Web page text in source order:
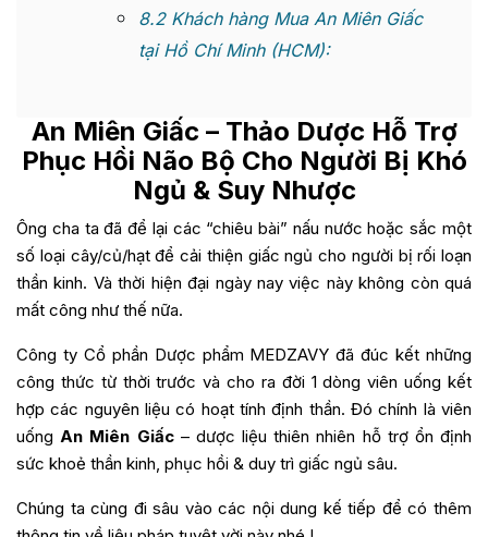
8.2Khách hàng Mua An Miên Giấc
tại Hồ Chí Minh (HCM):
An Miên Giấc – Thảo Dược Hỗ Trợ
Phục Hồi Não Bộ Cho Người Bị Khó
Ngủ & Suy Nhược
Ông cha ta đã để lại các “chiêu bài” nấu nước hoặc sắc một
số loại cây/củ/hạt để cải thiện giấc ngủ cho người bị rối loạn
thần kinh. Và thời hiện đại ngày nay việc này không còn quá
mất công như thế nữa.
Công ty Cổ phần Dược phẩm MEDZAVY đã đúc kết những
công thức từ thời trước và cho ra đời 1 dòng viên uống kết
hợp các nguyên liệu có hoạt tính định thần. Đó chính là viên
uốngAn Miên Giấc– dược liệu thiên nhiên hỗ trợ ổn định
sức khoẻ thần kinh, phục hồi & duy trì giấc ngủ sâu.
Chúng ta cùng đi sâu vào các nội dung kế tiếp để có thêm